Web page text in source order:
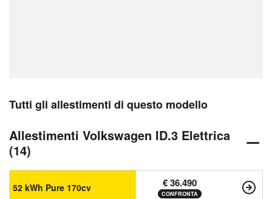
Tutti gli allestimenti di questo modello
Allestimenti Volkswagen ID.3 Elettrica
(14)
52 kWh Pure 170cv € 36.490
CONFRONTA